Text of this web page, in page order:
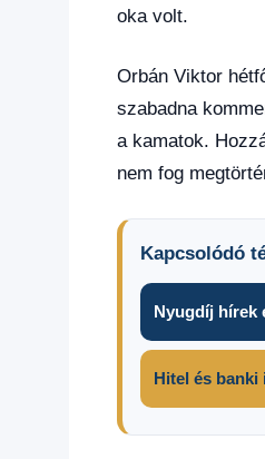
oka volt.
Orbán Viktor
szabadna
a kamatok.
nem fog
Kapcsolódó
Nyugdíj hírek
Hitel és